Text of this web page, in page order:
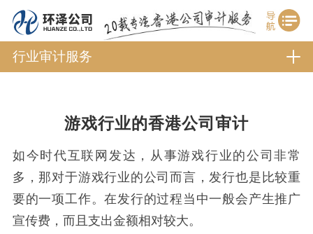
行业审计服务
游戏行业的香港公司审计
如今时代互联网发达，从事游戏行业的公司非常
多，那对于游戏行业的公司而言，发行也是比较重
要的一项工作。在发行的过程当中一般会产生推广
宣传费，而且支出金额相对较大。